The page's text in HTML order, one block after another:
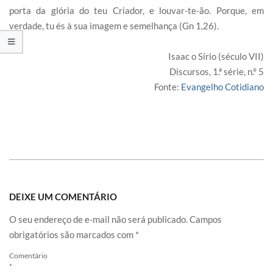
porta da glória do teu Criador, e louvar-te-ão. Porque, em
verdade, tu és à sua imagem e semelhança (Gn 1,26).
Isaac o Sírio (século VII)
Discursos, 1.ª série, n.° 5
Fonte: Evangelho Cotidiano
DEIXE UM COMENTÁRIO
O seu endereço de e-mail não será publicado.Campos
obrigatórios são marcados com *
Comentário
*